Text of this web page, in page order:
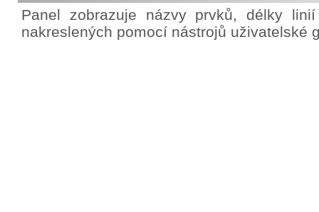
Panel zobrazuje názvy prvků, délky
nakreslených pomocí nástrojů uživatelské